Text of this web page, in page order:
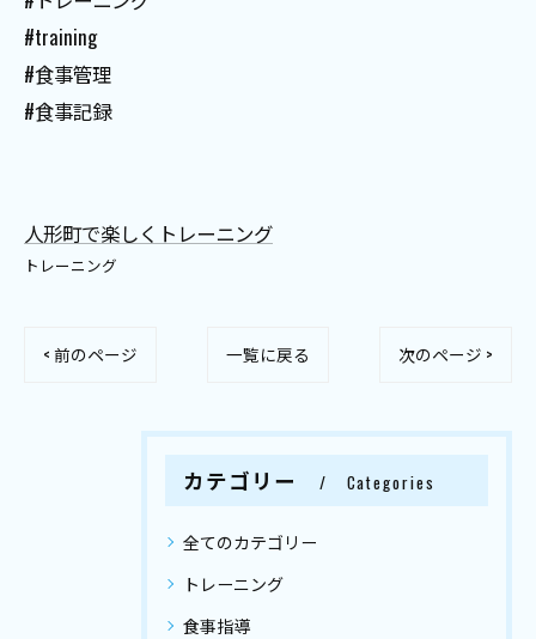
#training
#食事管理
#食事記録
人形町で楽しくトレーニング
トレーニング
< 前のページ 一覧に戻る 次のページ >
カテゴリー Categories
全てのカテゴリー
トレーニング
食事指導